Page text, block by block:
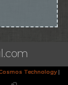
Technology|